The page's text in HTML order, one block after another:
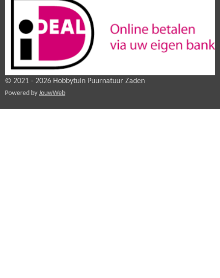
© 2021 - 2026 Hobbytuin Puurnatuur Zaden
Powered by JouwWeb